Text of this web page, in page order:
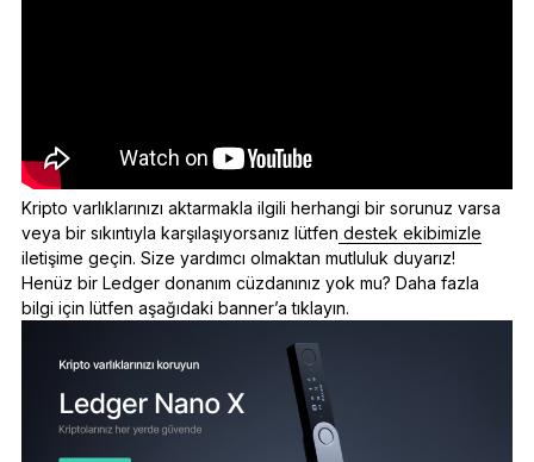
Kripto varlıklarınızı aktarmakla ilgili herhangi bir sorunuz varsa
veya bir sıkıntıyla karşılaşıyorsanız lütfen destek ekibimizle
iletişime geçin. Size yardımcı olmaktan mutluluk duyarız!
Henüz bir Ledger donanım cüzdanınız yok mu? Daha fazla
bilgi için lütfen aşağıdaki banner’a tıklayın.